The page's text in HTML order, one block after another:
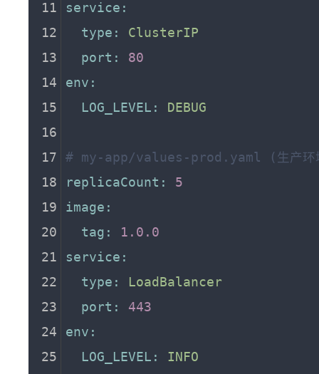
service:
type:
ClusterIP
port:
80
env:
LOG_LEVEL:
DEBUG
# my-app/values-prod.yaml (生产环
replicaCount:
5
image:
tag:
1.0 .0
service:
type:
LoadBalancer
port:
443
env:
LOG_LEVEL:
INFO